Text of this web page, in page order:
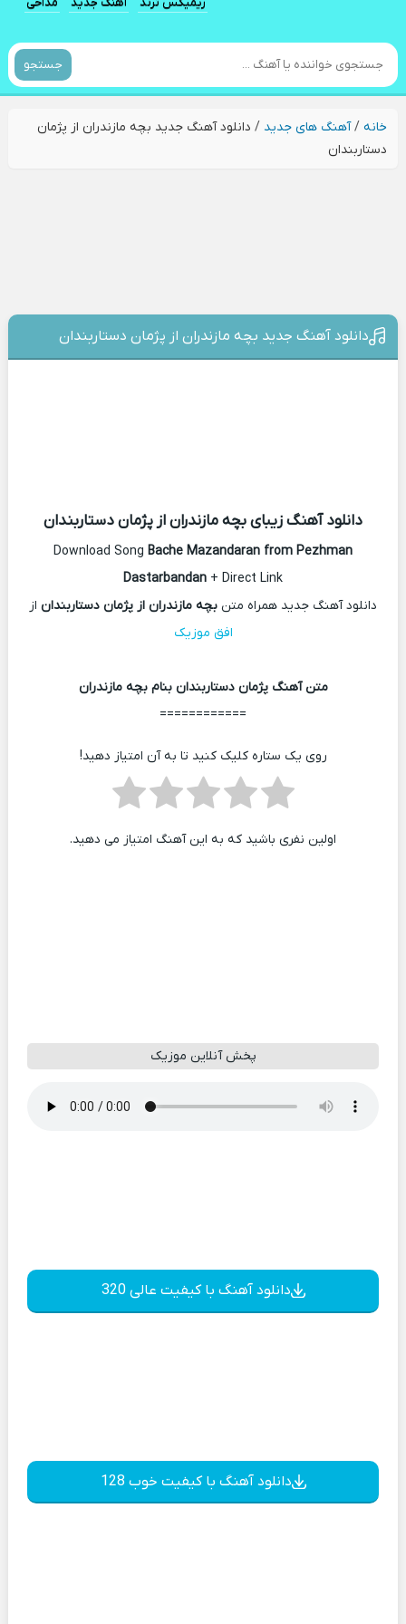
جستجو
خانه/آهنگ های جدید / دانلود آهنگ جدید بچه مازندران از پژمان
دستاربندان
دانلود آهنگ جدید بچه مازندران از پژمان دستاربندان
دانلود آهنگ زیبای بچه مازندران از پژمان دستاربندان
Download Song Bache Mazandaran from Pezhman
Dastarbandan + Direct Link
دانلود آهنگ جدید همراه متن بچه مازندران از پژمان دستاربندان از
افق موزیک
متن آهنگ پژمان دستاربندان بنام بچه مازندران
============
روی یک ستاره کلیک کنید تا به آن امتیاز دهید!
اولین نفری باشید که به این آهنگ امتیاز می دهید.
پخش آنلاین موزیک
دانلود آهنگ با کیفیت عالی 320
دانلود آهنگ با کیفیت خوب 128